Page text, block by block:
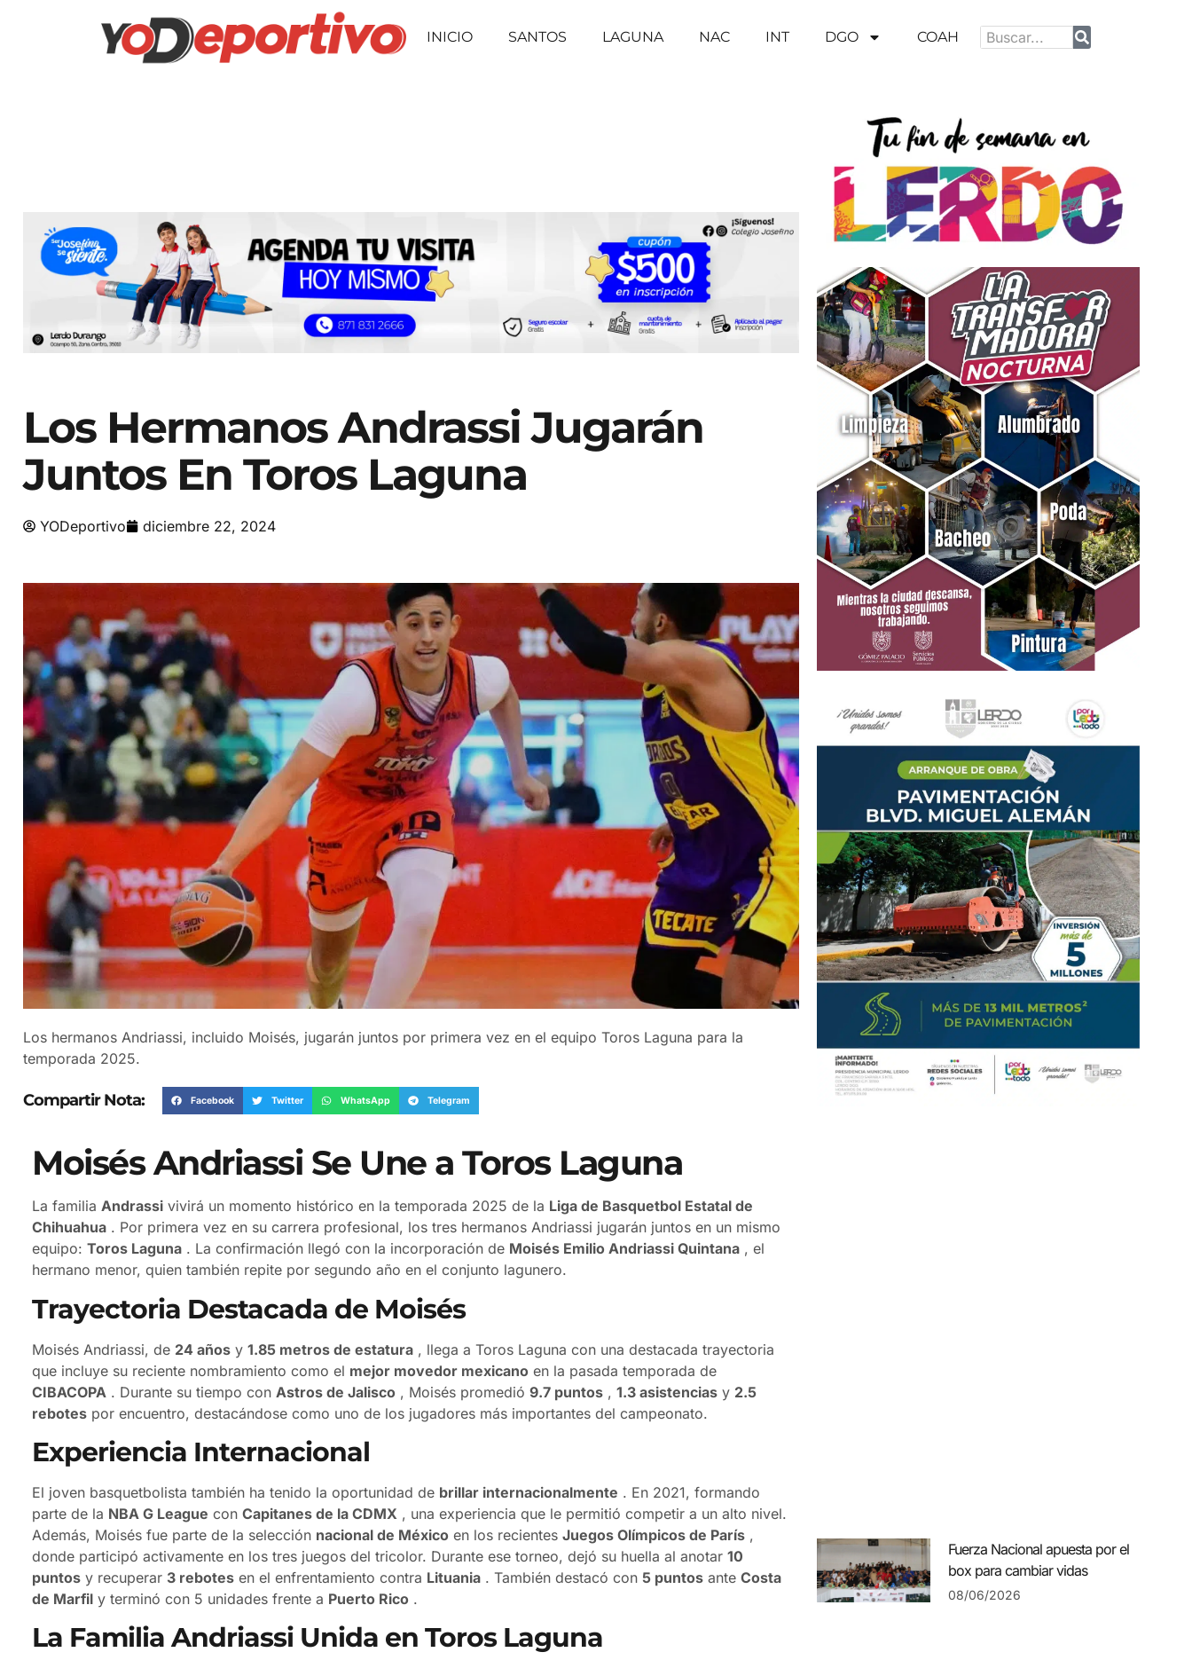
INICIO SANTOS LAGUNA NAC INT DGO COAH
Los Hermanos Andrassi Jugarán
Juntos En Toros Laguna
YODeportivo diciembre 22, 2024
Los hermanos Andriassi, incluido Moisés, jugarán juntos por primera vez en el equipo Toros Laguna para la
temporada 2025.
Compartir Nota: Facebook Twitter WhatsApp Telegram
Moisés Andriassi Se Une a Toros Laguna
La familia Andrassi vivirá un momento histórico en la temporada 2025 de la Liga de Basquetbol Estatal de
Chihuahua . Por primera vez en su carrera profesional, los tres hermanos Andriassi jugarán juntos en un mismo
equipo: Toros Laguna . La confirmación llegó con la incorporación de Moisés Emilio Andriassi Quintana , el
hermano menor, quien también repite por segundo año en el conjunto lagunero.
Trayectoria Destacada de Moisés
Moisés Andriassi, de 24 años y 1.85 metros de estatura , llega a Toros Laguna con una destacada trayectoria
que incluye su reciente nombramiento como el mejor movedor mexicano en la pasada temporada de
CIBACOPA . Durante su tiempo con Astros de Jalisco , Moisés promedió 9.7 puntos , 1.3 asistencias y 2.5
rebotes por encuentro, destacándose como uno de los jugadores más importantes del campeonato.
Experiencia Internacional
El joven basquetbolista también ha tenido la oportunidad de brillar internacionalmente . En 2021, formando
parte de la NBA G League con Capitanes de la CDMX , una experiencia que le permitió competir a un alto nivel.
Además, Moisés fue parte de la selección nacional de México en los recientes Juegos Olímpicos de París ,
donde participó activamente en los tres juegos del tricolor. Durante ese torneo, dejó su huella al anotar 10
puntos y recuperar 3 rebotes en el enfrentamiento contra Lituania . También destacó con 5 puntos ante Costa
de Marfil y terminó con 5 unidades frente a Puerto Rico .
La Familia Andriassi Unida en Toros Laguna
Fuerza Nacional apuesta por el
box para cambiar vidas
08/06/2026